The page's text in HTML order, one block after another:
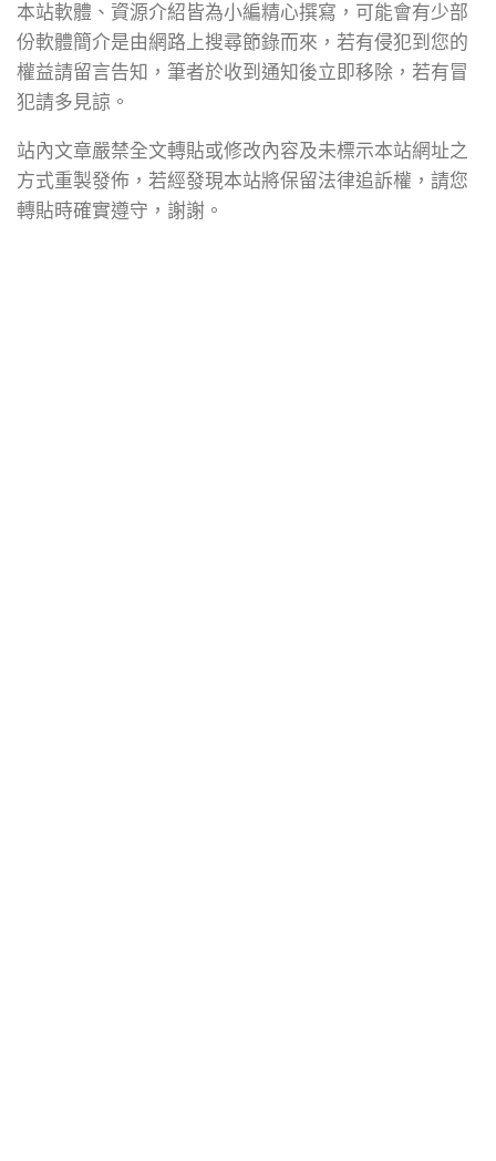
本站軟體、資源介紹皆為小編精心撰寫，可能會有少部
份軟體簡介是由網路上搜尋節錄而來，若有侵犯到您的
權益請留言告知，筆者於收到通知後立即移除，若有冒
犯請多見諒。
站內文章嚴禁全文轉貼或修改內容及未標示本站網址之
方式重製發佈，若經發現本站將保留法律追訴權，請您
轉貼時確實遵守，謝謝。